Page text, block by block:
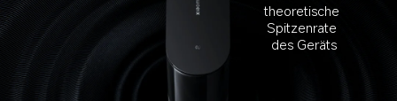
theoretische
Spitzenrate
des Geräts